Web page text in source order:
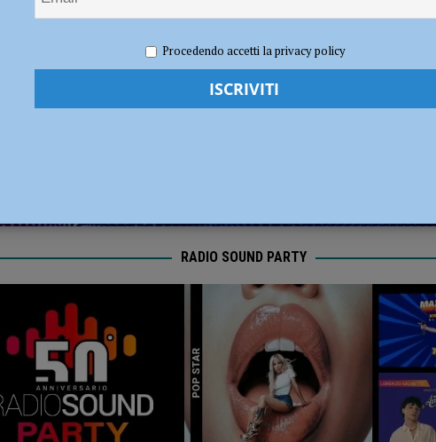
(FdI): “Verificare subito la situazione nella provincia di Piacenza”
Redazione FG Attualità
RADIO SOUND PARTY
Procedendo accetti la privacy policy